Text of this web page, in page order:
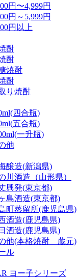
円〜4,999円
円～5,999円
円以上
酎
酎
焼酎
酎
り焼酎
四合瓶)
五合瓶)
一升瓶)
他
醸造(新潟県)
川酒造（山形県）
興発(東京都)
島酒造(東京都)
町蒸留所(鹿児島県)
酒造(鹿児島県)
酒造(鹿児島県)
他(本格焼酎 蔵元)
ル
ヨー子シリーズ